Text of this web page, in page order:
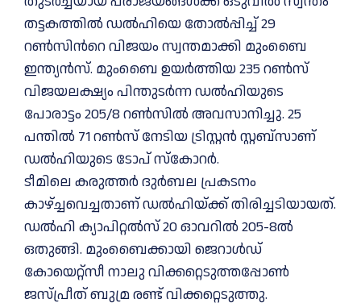
തട്ടകത്തില്‍ ഡൽഹിയെ തോൽപ്പിച്ച് 29
റണ്‍സിന്‍റെ വിജയം സ്വന്തമാക്കി മുംബൈ
ഇന്ത്യന്‍സ്. മുംബൈ ഉയര്‍ത്തിയ 235 റണ്‍സ്
വിജയലക്ഷ്യം പിന്തുടര്‍ന്ന ഡല്‍ഹിയുടെ
പോരാട്ടം 205/8 റണ്‍സില്‍ അവസാനിച്ചു. 25
പന്തിൽ 71 റൺസ് നേടിയ ട്രിസ്റ്റൻ സ്റ്റബ്സാണ്
ഡൽഹിയുടെ ടോപ് സ്കോറർ.
ടീമിലെ കരുത്തർ ദുർബല പ്രകടനം
കാഴ്ച്ചവെച്ചതാണ് ഡൽഹിയ്ക്ക് തിരിച്ചടിയായത്.
ഡല്‍ഹി ക്യാപിറ്റല്‍സ് 20 ഓവറില്‍ 205-8ൽ
ഒതുങ്ങി. മുംബൈക്കായി ജെറാള്‍ഡ്
കോയെറ്റ്സീ നാലു വിക്കറ്റെടുത്തപ്പോണ്‍
ജസ്പ്രീത് ബുമ്ര രണ്ട് വിക്കറ്റെടുത്തു.